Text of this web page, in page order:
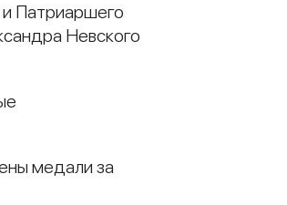
Патриаршего
Невского
медали за